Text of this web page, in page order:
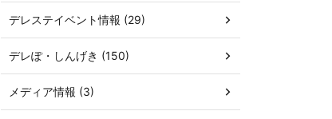
デレステイベント情報 (29)
デレぽ・しんげき (150)
メディア情報 (3)